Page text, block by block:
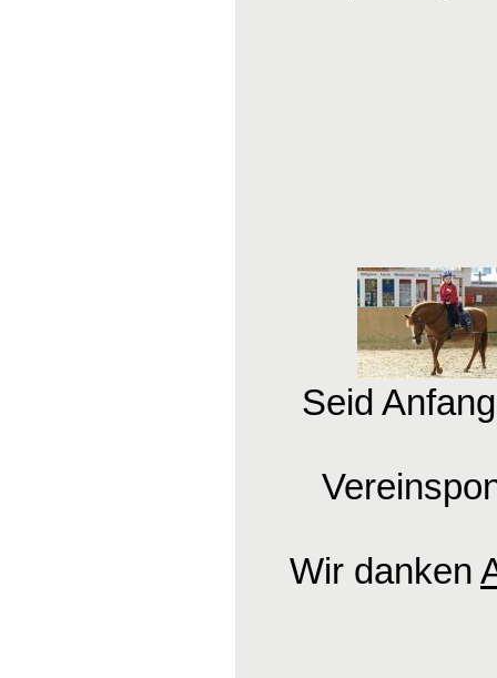
Seid
Wir danken